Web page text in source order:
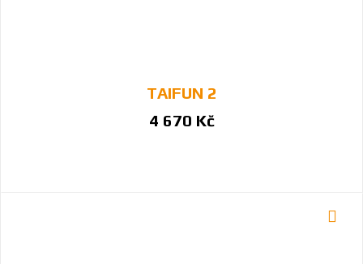
TAIFUN 2
4 670 Kč